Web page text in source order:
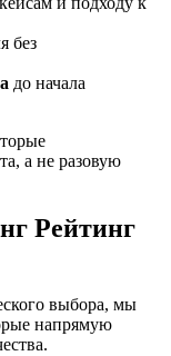
без
до начала
а не разовую
Рейтинг
выбора, мы
напрямую